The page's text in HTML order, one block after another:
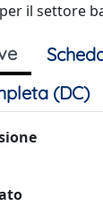
il settore
(DC)